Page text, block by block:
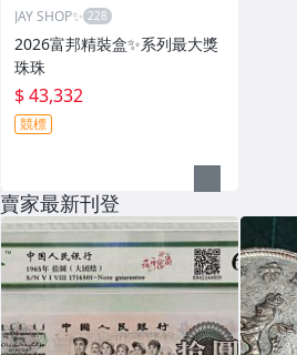
JAY SHOP✨
2026富邦精裝盒✨系列最大獎
珠珠
$ 43,332
競標
賣家最新刊登